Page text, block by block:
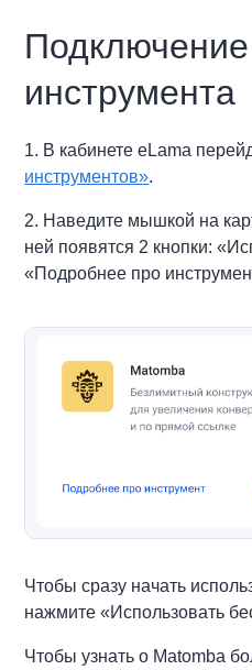
Подключение
инструмента
1. В кабинете eLama
инструментов».
2. Наведите мышкой на
ней появятся 2 кнопки:
«Подробнее про
Чтобы сразу начать
нажмите «Использовать
Чтобы узнать о Matomba